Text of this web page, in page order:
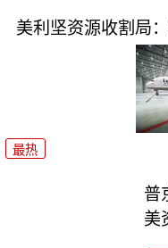
美利坚资源收割局
最热
普
美